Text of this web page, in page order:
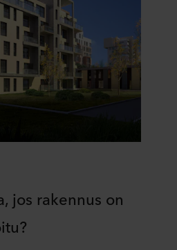
jos rakennus on